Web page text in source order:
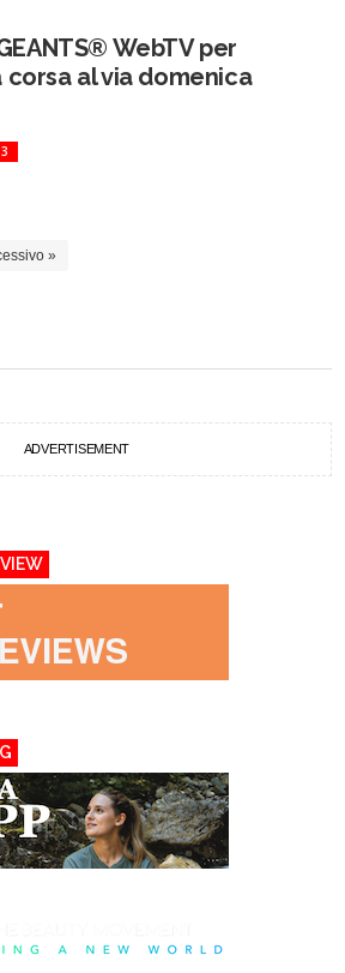
WebTV per
corsa al via domenica
»
ADVERTISEMENT